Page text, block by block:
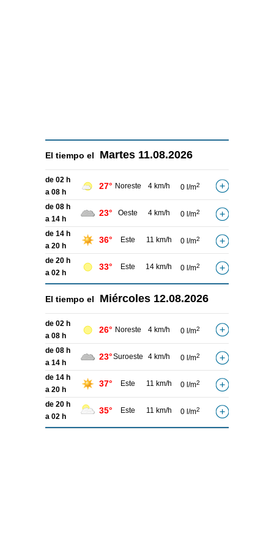
El tiempo el Martes 11.08.2026
de 02 h
a 08 h
27° Noreste 4 km/h 0 l/m2
de 08 h
a 14 h
23° Oeste 4 km/h 0 l/m2
de 14 h
a 20 h
36° Este 11 km/h 0 l/m2
de 20 h
a 02 h
33° Este 14 km/h 0 l/m2
El tiempo el Miércoles 12.08.2026
de 02 h
a 08 h
26° Noreste 4 km/h 0 l/m2
de 08 h
a 14 h
23°Suroeste 4 km/h 0 l/m2
de 14 h
a 20 h
37° Este 11 km/h 0 l/m2
de 20 h
a 02 h
35° Este 11 km/h 0 l/m2